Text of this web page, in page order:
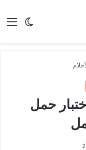
الوضع
حمل